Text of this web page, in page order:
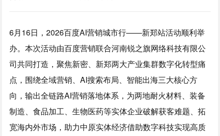
6月16日，2026百度AI营销城市行——新郑站活动顺利举
办。本次活动由百度营销联合河南锐之旗网络科技有限公
司共同打造，聚焦新密、新郑两大产业集群数字化转型痛
点，围绕全域营销、AI搜索布局、智能出海三大核心方
向，输出全链路AI营销落地体系，为两地耐火材料、装备
制造、食品加工、生物医药等实体企业破解获客难题、拓
宽海内外市场，助力中原实体经济借助数字科技实现高质